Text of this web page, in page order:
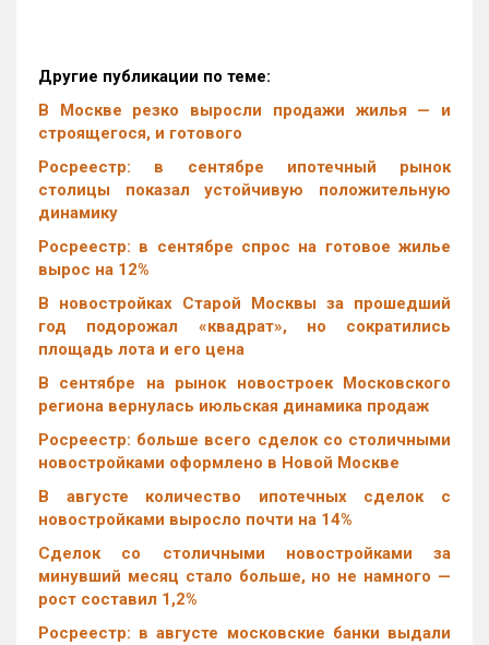
Другие публикации по теме:
В Москве резко выросли продажи жилья — и
строящегося, и готового
Росреестр: в сентябре ипотечный рынок
столицы показал устойчивую положительную
динамику
Росреестр: в сентябре спрос на готовое жилье
вырос на 12%
В новостройках Старой Москвы за прошедший
год подорожал «квадрат», но сократились
площадь лота и его цена
В сентябре на рынок новостроек Московского
региона вернулась июльская динамика продаж
Росреестр: больше всего сделок со столичными
новостройками оформлено в Новой Москве
В августе количество ипотечных сделок с
новостройками выросло почти на 14%
Cделок со столичными новостройками за
минувший месяц стало больше, но не намного —
рост составил 1,2%
Росреестр: в августе московские банки выдали